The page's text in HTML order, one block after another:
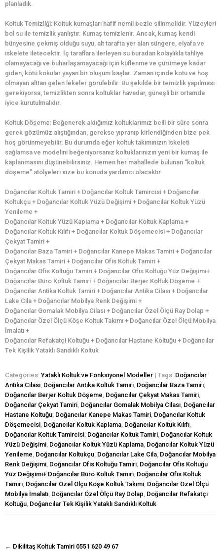
planladık.
Koltuk Temizliği: Koltuk kumaşları hafif nemli bezle silinmelidir. Yüzeyleri
bol su ile temizlik yanlıştır. Kumaş temizlenir. Ancak, kumaş kendi
bünyesine çekmiş olduğu suyu, alt tarafta yer alan süngere, elyafa ve
iskelete iletecektir. İç taraflara ilerleyen su buradan kolaylıkla tahliye
olamayacağı ve buharlaşamayacağı için küflenme ve çürümeye kadar
giden, kötü kokular yayan bir oluşum başlar. Zaman içinde kotu ve hoş
olmayan alttan gelen lekeler görülebilir. Bu şekilde bir temizlik yapılması
gerekiyorsa, temizlikten sonra koltuklar havadar, güneşli bir ortamda
iyice kurutulmalıdır.
Koltuk Döşeme: Beğenerek aldığımız koltuklarımız belli bir süre sonra
gerek gözümüz alıştığından, gerekse yıpranıp kirlendiğinden bize pek
hoş görünmeyebilir. Bu durumda eğer koltuk takımınızın iskeleti
sağlamsa ve modelini beğeniyorsanız koltuklarınızın yeni bir kumaş ile
kaplanmasını düşünebilirsiniz. Hemen her mahallede bulunan “koltuk
döşeme” atölyeleri size bu konuda yardımcı olacaktır.
Doğancılar Koltuk Tamiri + Doğancılar Koltuk Tamircisi + Doğancılar
Koltukçu + Doğancılar Koltuk Yüzü Değişimi + Doğancılar Koltuk Yüzü
Yenileme +
Doğancılar Koltuk Yüzü Kaplama + Doğancılar Koltuk Kaplama +
Doğancılar Koltuk Kılıfı + Doğancılar Koltuk Döşemecisi + Doğancılar
Çekyat Tamiri +
Doğancılar Baza Tamiri + Doğancılar Kanepe Makas Tamiri + Doğancılar
Çekyat Makas Tamiri + Doğancılar Ofis Koltuk Tamiri +
Doğancılar Ofis Koltuğu Tamiri + Doğancılar Ofis Koltuğu Yüz Değişimi+
Doğancılar Büro Koltuk Tamiri + Doğancılar Berjer Koltuk Döşeme +
Doğancılar Antika Koltuk Tamiri + Doğancılar Antika Cilası + Doğancılar
Lake Cila + Doğancılar Mobilya Renk Değişimi +
Doğancılar Gomalak Mobilya Cilası + Doğancılar Özel Ölçü Ray Dolap +
Doğancılar Özel Ölçü Köşe Koltuk Takımı + Doğancılar Özel Ölçü Mobilya
İmalatı +
Doğancılar Refakatçi Koltuğu + Doğancılar Hastane Koltuğu + Doğancılar
Tek Kişilik Yataklı Sandıklı Koltuk
Categories: Yataklı Koltuk ve Fonksiyonel Modeller | Tags: Doğancılar
Antika Cilası Doğancılar Antika Koltuk Tamiri Doğancılar Baza Tamiri
Doğancılar Berjer Koltuk Döşeme Doğancılar Çekyat Makas Tamiri
Doğancılar Çekyat Tamiri Doğancılar Gomalak Mobilya Cilası Doğancılar
Hastane Koltuğu Doğancılar Kanepe Makas Tamiri Doğancılar Koltuk
Döşemecisi Doğancılar Koltuk Kaplama Doğancılar Koltuk Kılıfı
Doğancılar Koltuk Tamircisi Doğancılar Koltuk Tamiri Doğancılar Koltuk
Yüzü Değişimi Doğancılar Koltuk Yüzü Kaplama Doğancılar Koltuk Yüzü
Yenileme Doğancılar Koltukçu Doğancılar Lake Cila Doğancılar Mobilya
Renk Değişimi Doğancılar Ofis Koltuğu Tamiri Doğancılar Ofis Koltuğu
Yüz Değişimi+ Doğancılar Büro Koltuk Tamiri Doğancılar Ofis Koltuk
Tamiri Doğancılar Özel Ölçü Köşe Koltuk Takımı Doğancılar Özel Ölçü
Mobilya İmalatı Doğancılar Özel Ölçü Ray Dolap Doğancılar Refakatçi
Koltuğu Doğancılar Tek Kişilik Yataklı Sandıklı Koltuk
navigasyon
← Dikilitaş Koltuk Tamiri 0551 620 49 67